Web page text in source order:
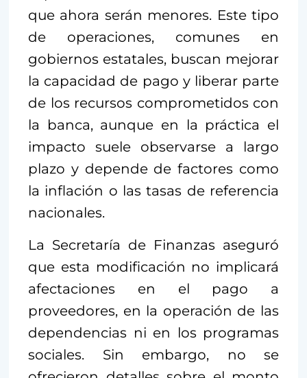
que ahora serán menores. Este tipo
de operaciones, comunes en
gobiernos estatales, buscan mejorar
la capacidad de pago y liberar parte
de los recursos comprometidos con
la banca, aunque en la práctica el
impacto suele observarse a largo
plazo y depende de factores como
la inflación o las tasas de referencia
nacionales.
La Secretaría de Finanzas aseguró
que esta modificación no implicará
afectaciones en el pago a
proveedores, en la operación de las
dependencias ni en los programas
sociales. Sin embargo, no se